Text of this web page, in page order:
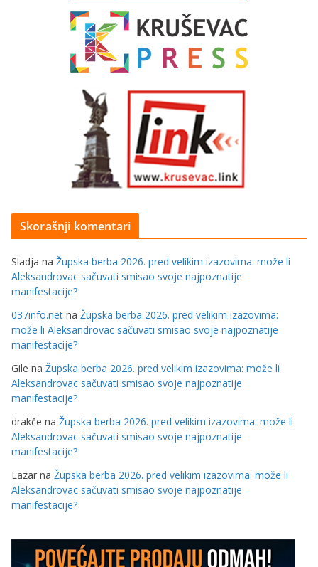
Skorašnji komentari
Sladja na Župska berba 2026. pred velikim izazovima: može li
Aleksandrovac sačuvati smisao svoje najpoznatije
manifestacije?
037info.net na Župska berba 2026. pred velikim izazovima:
može li Aleksandrovac sačuvati smisao svoje najpoznatije
manifestacije?
Gile na Župska berba 2026. pred velikim izazovima: može li
Aleksandrovac sačuvati smisao svoje najpoznatije
manifestacije?
drakče na Župska berba 2026. pred velikim izazovima: može li
Aleksandrovac sačuvati smisao svoje najpoznatije
manifestacije?
Lazar na Župska berba 2026. pred velikim izazovima: može li
Aleksandrovac sačuvati smisao svoje najpoznatije
manifestacije?